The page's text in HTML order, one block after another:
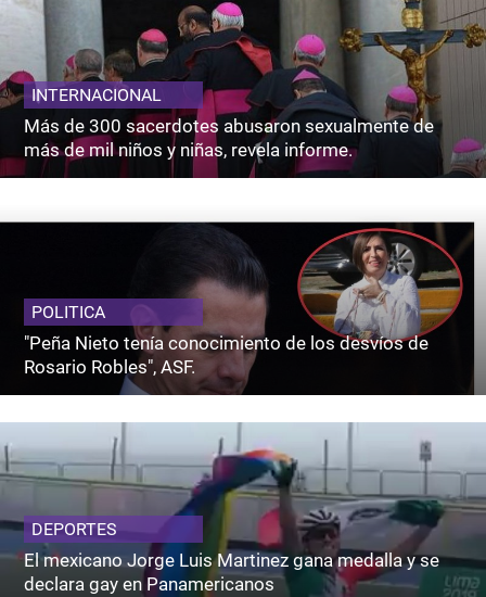
INTERNACIONAL
Más de 300 sacerdotes abusaron sexualmente de
más de mil niños y niñas, revela informe.
POLITICA
"Peña Nieto tenía conocimiento de los desvíos de
Rosario Robles", ASF.
DEPORTES
El mexicano Jorge Luis Martinez gana medalla y se
declara gay en Panamericanos